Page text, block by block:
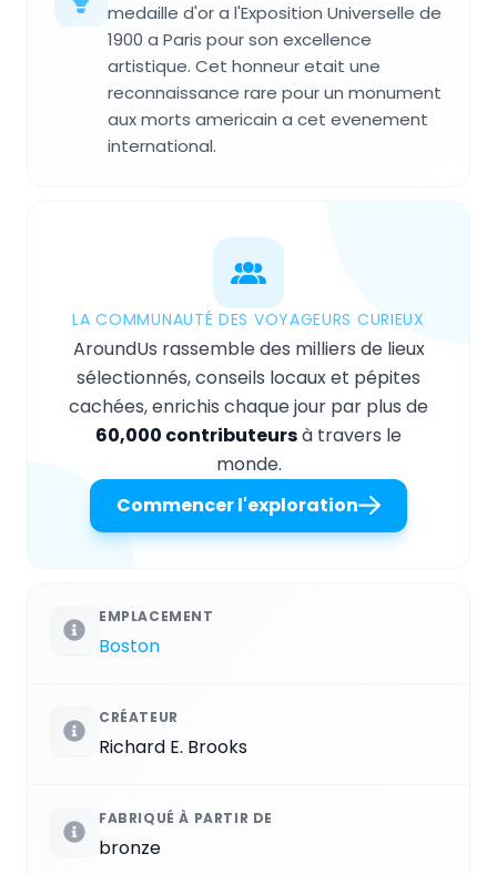
medaille d'or a l'Exposition Universelle de
1900 a Paris pour son excellence
artistique. Cet honneur etait une
reconnaissance rare pour un monument
aux morts americain a cet evenement
international.
LA COMMUNAUTÉ DES VOYAGEURS CURIEUX
AroundUs rassemble des milliers de lieux
sélectionnés, conseils locaux et pépites
cachées, enrichis chaque jour par plus de
60,000 contributeursà travers le
monde.
Commencer l'exploration
EMPLACEMENT
Boston
CRÉATEUR
Richard E. Brooks
FABRIQUÉ À PARTIR DE
bronze